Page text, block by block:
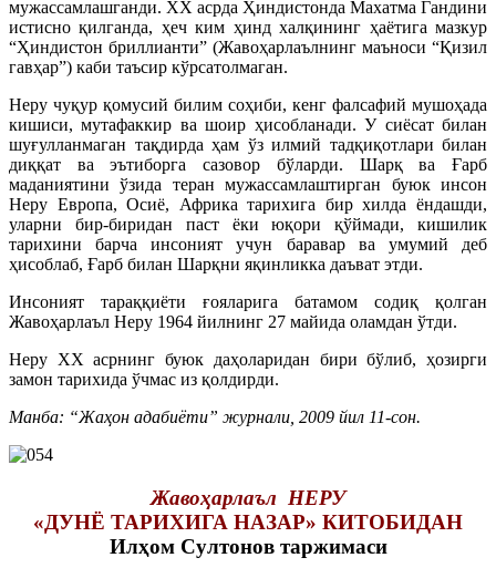
мужассамлашганди. XX асрда Ҳиндистонда Махатма Гандини
истисно қилганда, ҳеч ким ҳинд халқининг ҳаётига мазкур
“Ҳиндистон бриллианти” (Жавоҳарлаълнинг маъноси “Қизил
гавҳар”) каби таъсир кўрсатолмаган.
Неру чуқур қомусий билим соҳиби, кенг фалсафий мушоҳада
кишиси, мутафаккир ва шоир ҳисобланади. У сиёсат билан
шуғулланмаган тақдирда ҳам ўз илмий тадқиқотлари билан
диққат ва эътиборга сазовор бўларди. Шарқ ва Ғарб
маданиятини ўзида теран мужассамлаштирган буюк инсон
Неру Европа, Осиё, Африка тарихига бир хилда ёндашди,
уларни бир-биридан паст ёки юқори қўймади, кишилик
тарихини барча инсоният учун баравар ва умумий деб
ҳисоблаб, Ғарб билан Шарқни яқинликка даъват этди.
Инсоният тараққиёти ғояларига батамом содиқ қолган
Жавоҳарлаъл Неру 1964 йилнинг 27 майида оламдан ўтди.
Неру XX асрнинг буюк даҳоларидан бири бўлиб, ҳозирги
замон тарихида ўчмас из қолдирди.
Манба: “Жаҳон адабиёти” журнали, 2009 йил 11-сон.
Жавоҳарлаъл НЕРУ
«ДУНЁ ТАРИХИГА НАЗАР» КИТОБИДАН
Илҳом Султонов таржимаси